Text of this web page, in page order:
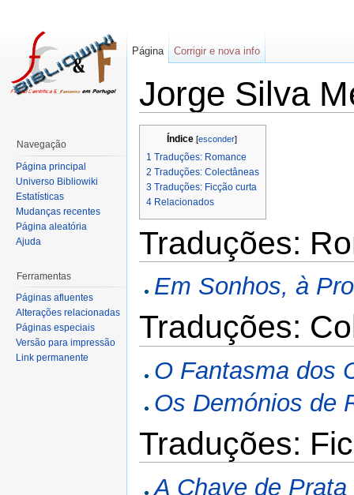
Jorge Silva
Índice[esconder]
1 Traduções: Romance
2 Traduções: Colectâneas
3 Traduções: Ficção curta
4 Relacionados
Traduções:
Em Sonhos, à
Traduções:
O Fantasma dos
Os Demónios de
Traduções:
A Chave de Prata
Página Corrigir e nova info
Navegação
Página principal
Universo Bibliowiki
Estatísticas
Mudanças recentes
Página aleatória
Ajuda
Ferramentas
Páginas afluentes
Alterações relacionadas
Páginas especiais
Versão para impressão
Link permanente